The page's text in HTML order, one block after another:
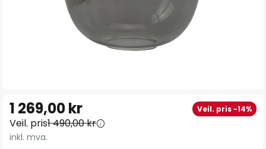
begynnelsen
av
1 269,00 kr Veil. pris -14%
Veil. pris1 490,00 kr
inkl. mva.